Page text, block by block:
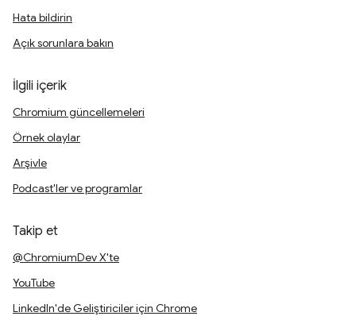
Hata bildirin
Açık sorunlara bakın
İlgili içerik
Chromium güncellemeleri
Örnek olaylar
Arşivle
Podcast'ler ve programlar
Takip et
@ChromiumDev X'te
YouTube
LinkedIn'de Geliştiriciler için Chrome